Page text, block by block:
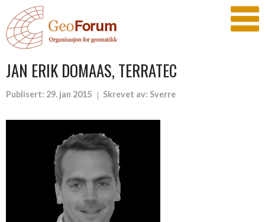
JAN ERIK DOMAAS, TERRATEC
Publisert: 29. jan 2015 Skrevet av: Sverre